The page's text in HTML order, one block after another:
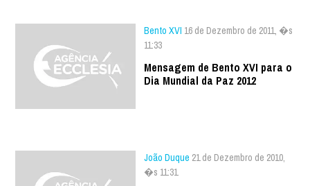
Bento XVI 16 de Dezembro de 2011, �s
11:33
Mensagem de Bento XVI para o
Dia Mundial da Paz 2012
João Duque 21 de Dezembro de 2010,
�s 11:31